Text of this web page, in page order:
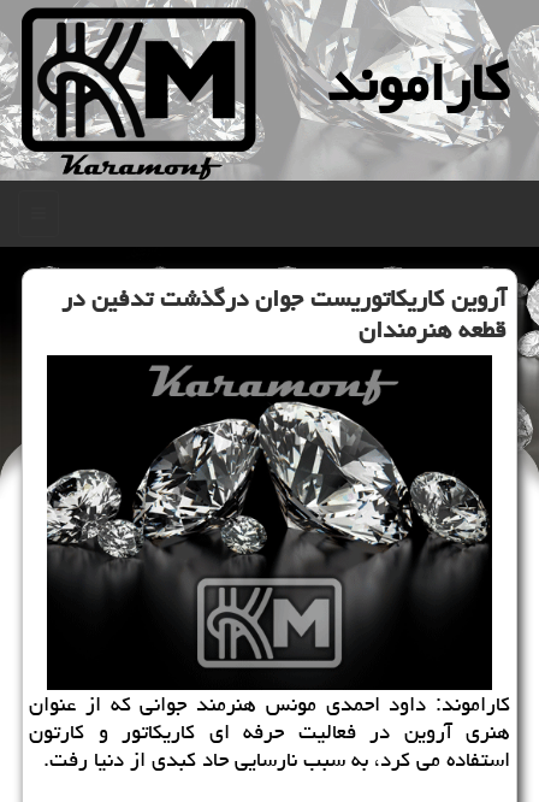
كاراموند
آروین کاریکاتوریست جوان درگذشت تدفین در
قطعه هنرمندان
کاراموند: داود احمدی مونس هنرمند جوانی که از عنوان
هنری آروین در فعالیت حرفه ای کاریکاتور و کارتون
استفاده می کرد، به سبب نارسایی حاد کبدی از دنیا رفت.